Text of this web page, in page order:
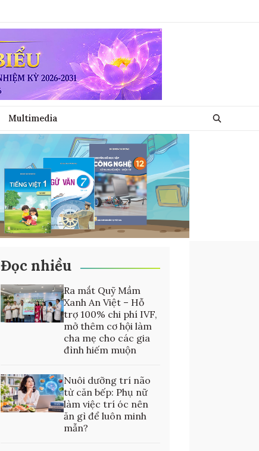
Multimedia
Đọc nhiều
Ra mắt Quỹ Mầm
Xanh An Việt – Hỗ
trợ 100% chi phí IVF,
mở thêm cơ hội làm
cha mẹ cho các gia
đình hiếm muộn
Nuôi dưỡng trí não
từ căn bếp: Phụ nữ
làm việc trí óc nên
ăn gì để luôn minh
mẫn?